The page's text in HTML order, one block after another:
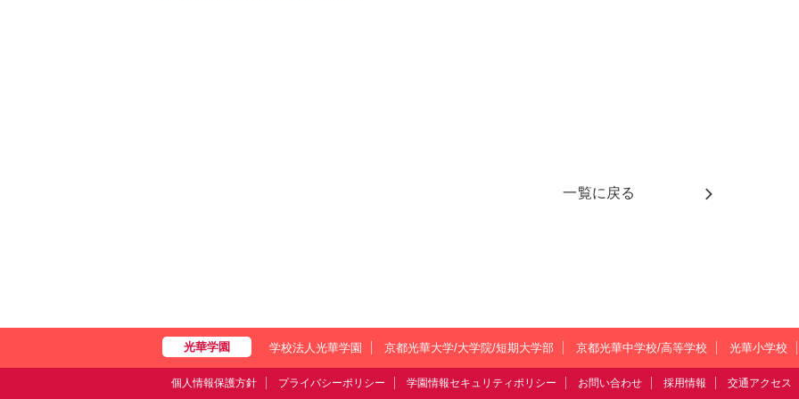
一覧に戻る
学校法人光華学園 京都光華大学/大学院/短期大学部 京都光華中学校/高等学校 光華小学校
個人情報保護方針 プライバシーポリシー 学園情報セキュリティポリシー お問い合わせ 採用情報 交通アクセス